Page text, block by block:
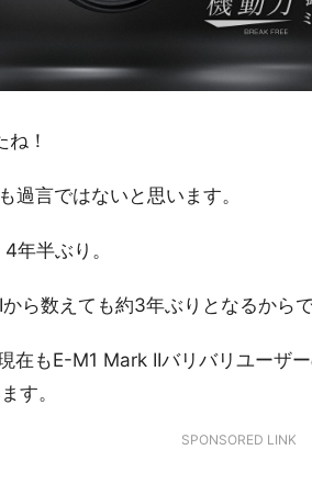
！
言ではないと思います。
年半ぶり。
ら数えても約3年ぶりとなるからで
もE-M1 Mark IIバリバリユーザ
す。
SPONSORED LINK